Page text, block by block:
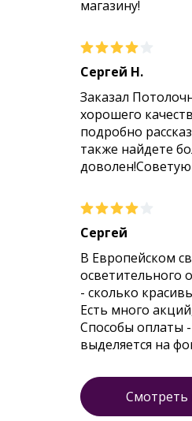
магазину!
Сергей Н.
Заказал
хорошего
подробно
также найдете
Сергей
В Европейском
осветительного
- сколько
Есть много
Способы оплаты
выделяется на
Смотреть